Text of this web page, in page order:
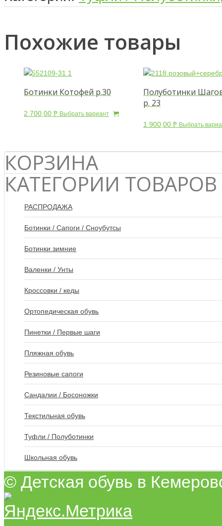
Похожие товары
Ботинки Котофей р.30
2 700,00 Р Выбрать вариант
Полуботинки
р. 23
1 900,00 Р Выбрать
КОРЗИНА
КАТЕГОРИИ ТОВАРОВ
РАСПРОДАЖА
Ботинки / Сапоги / Сноубутсы
Ботинки зимние
Валенки / Унты
Кроссовки / кеды
Ортопедическая обувь
Пинетки / Первые шаги
Пляжная обувь
Резиновые сапоги
Сандалии / Босоножки
Текстильная обувь
Туфли / Полуботинки
Школьная обувь
© Детская обувь в